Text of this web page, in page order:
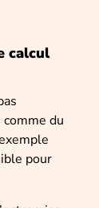
calcul
du
pour